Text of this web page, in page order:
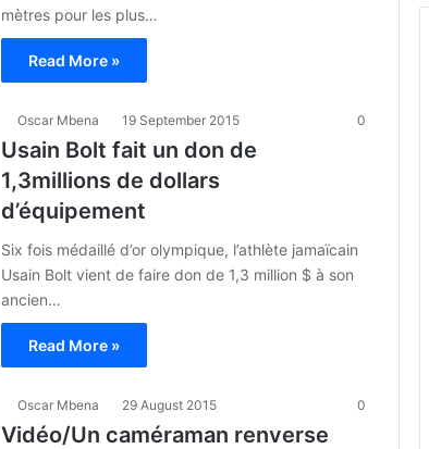
mètres pour les plus…
Read More »
Oscar Mbena 19 September 2015 0
Usain Bolt fait un don de
1,3millions de dollars
d’équipement
Six fois médaillé d’or olympique, l’athlète jamaïcain
Usain Bolt vient de faire don de 1,3 million $ à son
ancien…
Read More »
Oscar Mbena 29 August 2015 0
Vidéo/Un caméraman renverse